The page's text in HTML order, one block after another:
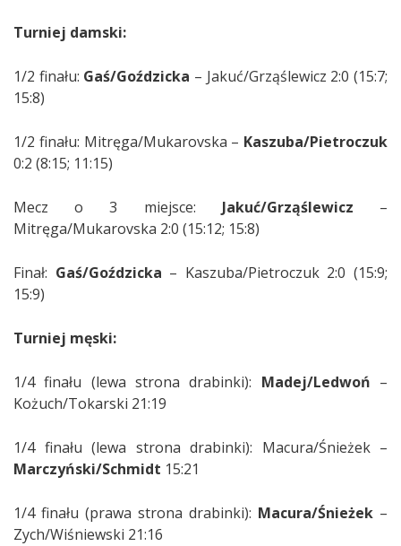
Turniej damski:
1/2 finału: Gaś/Goździcka – Jakuć/Grząślewicz 2:0 (15:7;
15:8)
1/2 finału: Mitręga/Mukarovska – Kaszuba/Pietroczuk
0:2 (8:15; 11:15)
Mecz o 3 miejsce: Jakuć/Grząślewicz –
Mitręga/Mukarovska 2:0 (15:12; 15:8)
Finał: Gaś/Goździcka – Kaszuba/Pietroczuk 2:0 (15:9;
15:9)
Turniej męski:
1/4 finału (lewa strona drabinki): Madej/Ledwoń –
Kożuch/Tokarski 21:19
1/4 finału (lewa strona drabinki): Macura/Śnieżek –
Marczyński/Schmidt 15:21
1/4 finału (prawa strona drabinki): Macura/Śnieżek –
Zych/Wiśniewski 21:16